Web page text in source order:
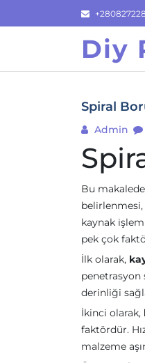
to
Diy
Spiral
Admin
Bu
kaynak
pek çok
İlk olarak,
penetrasyon
derinliği
İkinci olarak,
faktördür.
malzeme